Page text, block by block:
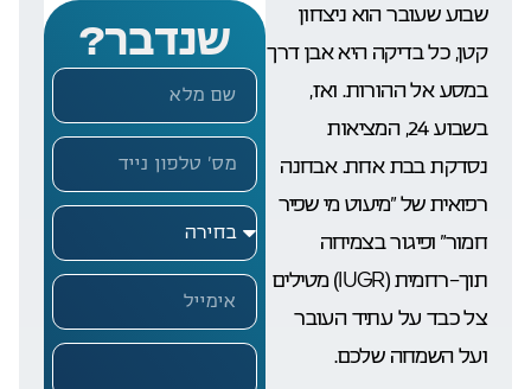
שנדבר?
שבוע שעובר הוא ניצחון
קטן, כל בדיקה היא אבן דרך
במסע אל ההורות. ואז,
בשבוע 24, המציאות
נסדקת בבת אחת. אבחנה
רפואית של “מיעוט מי שפיר
חמור” ופיגור בצמיחה
תוך-רחמית (IUGR) מטילים
צל כבד על עתיד העובר
ועל השמחה שלכם.